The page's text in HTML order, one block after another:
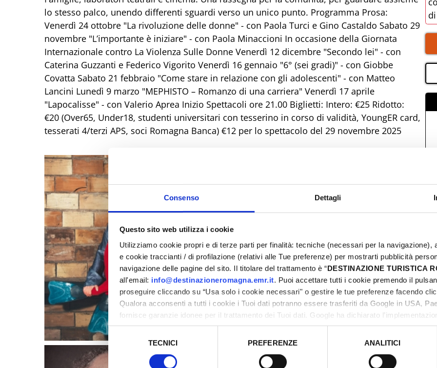
Consenso Dettagli
Questo sito web utilizza i cookie
Utilizziamo cookie propri e di terze parti per finalità: tecniche (necessari per la navigazione),
e cookie traccianti / di profilazione (relativi alle Tue preferenze) per mostrarti pubblicità
navigazione delle pagine del sito. Il titolare del trattamento è “DESTINAZIONE TURISTICA
all'email: info@destinazioneromagna.emr.it. Puoi accettare tutti i cookie premendo il
proseguire cliccando su “Usa solo i cookie necessari" o gestire le tue preferenze facendo clic
Qualora acconsenti a tutti i cookie i Tuoi dati potranno essere trasferiti da Google in USA,
fornisce garanzie idonee per il trattamento dei Tuoi dati. Google ha dichiarato
sicurezza a Tutela dei navigatori, che abbiamo valutato essere sufficienti.
Selezione
del
consenso
TECNICI PREFERENZE ANALITICI
lo stesso palco, unendo differenti sguardi verso un unico punto. Programma Prosa:
Venerdì 24 ottobre "La rivoluzione delle donne" - con Paola Turci e Gino Castaldo Sabato 29
novembre "L’importante è iniziare" - con Paola Minaccioni In occasione della Giornata
Internazionale contro La Violenza Sulle Donne Venerdì 12 dicembre "Secondo lei" - con
Caterina Guzzanti e Federico Vigorito Venerdì 16 gennaio "6° (sei gradi)" - con Giobbe
Covatta Sabato 21 febbraio "Come stare in relazione con gli adolescenti" - con Matteo
Lancini Lunedì 9 marzo "MEPHISTO – Romanzo di una carriera" Venerdì 17 aprile
"Lapocalisse" - con Valerio Aprea Inizio Spettacoli ore 21.00 Biglietti: Intero: €25 Ridotto:
€20 (Over65, Under18, studenti universitari con tesserino in corso di validità, YoungER card,
tesserati 4/terzi APS, soci Romagna Banca) €12 per lo spettacolo del 29 novembre 2025